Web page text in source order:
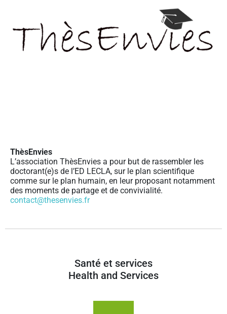
ThèsEnvies
L’association ThèsEnvies a pour but de rassembler les
doctorant(e)s de l’ED LECLA, sur le plan scientifique
comme sur le plan humain, en leur proposant notamment
des moments de partage et de convivialité.
contact@thesenvies.fr
Santé et services
Health and Services